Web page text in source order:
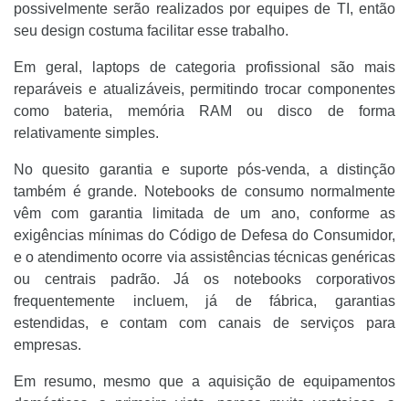
possivelmente serão realizados por equipes de TI, então
seu design costuma facilitar esse trabalho.
Em geral, laptops de categoria profissional são mais
reparáveis e atualizáveis, permitindo trocar componentes
como bateria, memória RAM ou disco de forma
relativamente simples.
No quesito garantia e suporte pós-venda, a distinção
também é grande. Notebooks de consumo normalmente
vêm com garantia limitada de um ano, conforme as
exigências mínimas do Código de Defesa do Consumidor,
e o atendimento ocorre via assistências técnicas genéricas
ou centrais padrão. Já os notebooks corporativos
frequentemente incluem, já de fábrica, garantias
estendidas, e contam com canais de serviços para
empresas.
Em resumo, mesmo que a aquisição de equipamentos